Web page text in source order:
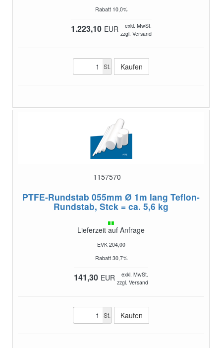
Rabatt 10,0%
1.223,10 EUR
exkl. MwSt.
zzgl. Versand
St.
1157570
PTFE-Rundstab 055mm Ø 1m lang Teflon-
Rundstab, Stck = ca. 5,6 kg
Lieferzeit auf Anfrage
EVK 204,00
Rabatt 30,7%
141,30 EUR
exkl. MwSt.
zzgl. Versand
St.